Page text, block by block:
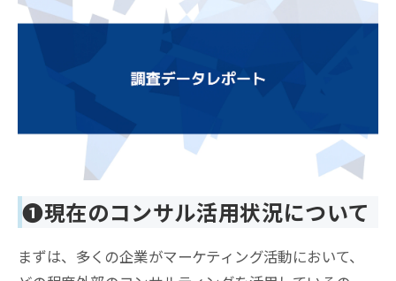
❶現在のコンサル活用状況について
まずは、多くの企業がマーケティング活動において、